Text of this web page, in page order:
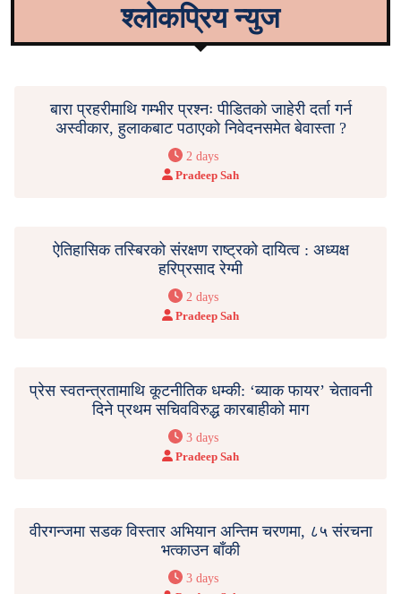
श्लोकप्रिय न्युज
बारा प्रहरीमाथि गम्भीर प्रश्नः पीडितको जाहेरी दर्ता गर्न
अस्वीकार, हुलाकबाट पठाएको निवेदनसमेत बेवास्ता ?
2 days
Pradeep Sah
ऐतिहासिक तस्बिरको संरक्षण राष्ट्रको दायित्व : अध्यक्ष
हरिप्रसाद रेग्मी
2 days
Pradeep Sah
प्रेस स्वतन्त्रतामाथि कूटनीतिक धम्की: ‘ब्याक फायर’ चेतावनी
दिने प्रथम सचिवविरुद्ध कारबाहीको माग
3 days
Pradeep Sah
वीरगन्जमा सडक विस्तार अभियान अन्तिम चरणमा, ८५ संरचना
भत्काउन बाँकी
3 days